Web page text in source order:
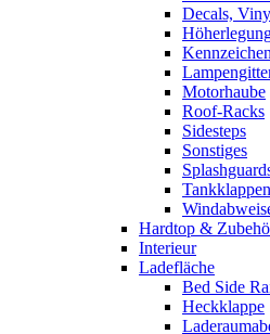
Decals,
Motorhaube
Roof-Racks
Sidesteps
Sonstiges
Hardtop &
Interieur
Ladefläche
Bed Side
Heckklappe